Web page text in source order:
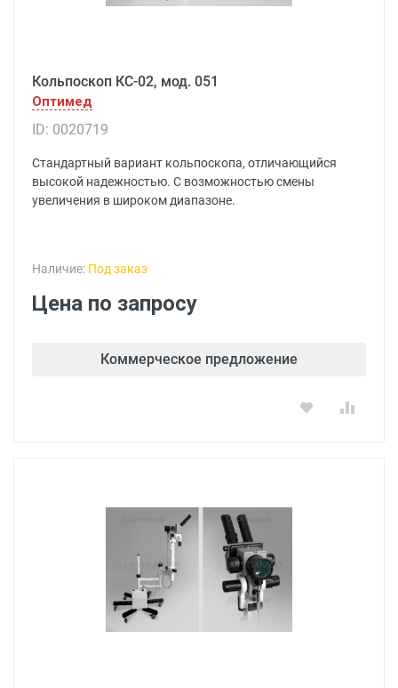
Кольпоскоп КС-02, мод. 051
Оптимед
ID: 0020719
Стандартный вариант кольпоскопа, отличающийся
высокой надежностью. С возможностью смены
увеличения в широком диапазоне.
Наличие: Под заказ
Цена по запросу
Коммерческое предложение